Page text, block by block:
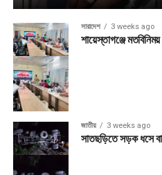
সারাদেশ 3 weeks ago
শায়েস্তাগঞ্জে
জাতীয় 3 weeks ago
সাতছড়িতে সড়ক ধসে